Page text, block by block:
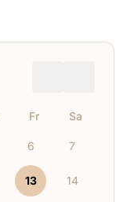
Fr Sa
6 7
13 14